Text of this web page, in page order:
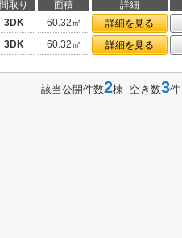
間取り 面積 詳細
3DK 60.32㎡ 詳細を見る
3DK 60.32㎡ 詳細を見る
該当公開件数2棟 空き数3件